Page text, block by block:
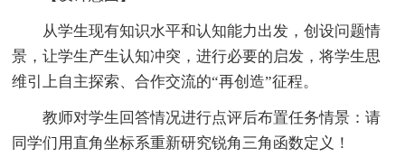
从学生现有知识水平和认知能力出发，创设问题情
景，让学生产生认知冲突，进行必要的启发，将学生思
维引上自主探索、合作交流的“再创造”征程。
教师对学生回答情况进行点评后布置任务情景：请
同学们用直角坐标系重新研究锐角三角函数定义！